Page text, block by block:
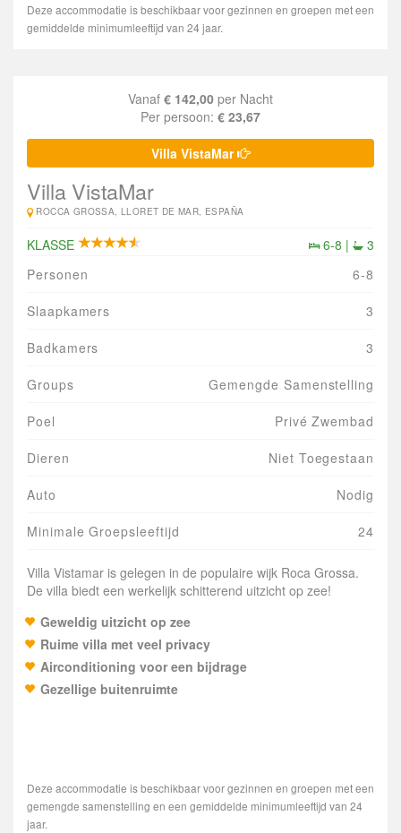
Deze accommodatie is beschikbaar voor gezinnen en groepen met een
gemiddelde minimumleeftijd van 24 jaar.
Vanaf € 142,00 per Nacht
Per persoon: € 23,67
Villa VistaMar
Villa VistaMar
ROCCA GROSSA, LLORET DE MAR, ESPAÑA
KLASSE 6-8 |
3
Personen
6-8
Slaapkamers 3
Badkamers 3
Groups Gemengde Samenstelling
Poel Privé Zwembad
Dieren Niet Toegestaan
Auto Nodig
Minimale Groepsleeftijd 24
Villa Vistamar is gelegen in de populaire wijk Roca Grossa.
De villa biedt een werkelijk schitterend uitzicht op zee!
Geweldig uitzicht op zee
Ruime villa met veel privacy
Airconditioning voor een bijdrage
Gezellige buitenruimte
Deze accommodatie is beschikbaar voor gezinnen en groepen met een
gemengde samenstelling en een gemiddelde minimumleeftijd van 24
jaar.